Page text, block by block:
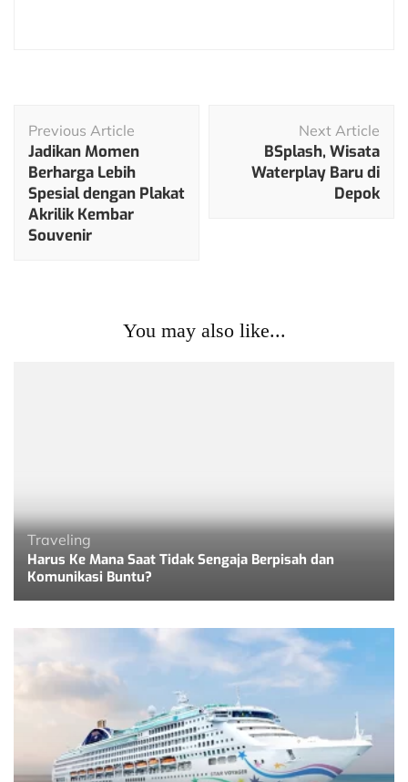
Navigation
Previous Article
Jadikan Momen
Berharga Lebih
Spesial dengan Plakat
Akrilik Kembar
Souvenir
Next Article
BSplash, Wisata
Waterplay Baru di
Depok
You may also like...
Traveling
Harus Ke Mana Saat Tidak Sengaja Berpisah dan
Komunikasi Buntu?